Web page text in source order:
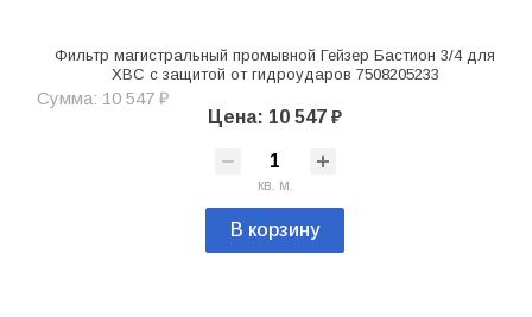
Фильтр магистральный промывной Гейзер Бастион 3/4 для
ХВС с защитой от гидроударов 7508205233
Сумма: 10 547 ₽
Цена: 10 547 ₽
кв. м.
В корзину